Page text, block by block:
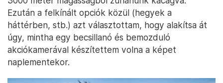
Ezután a felkínált opciók közül (hegyek a
háttérben, stb.) azt választottam, hogy alakítsa át
úgy, mintha egy becsillanó és bemozduló
akciókamerával készítettem volna a képet
naplementekor.